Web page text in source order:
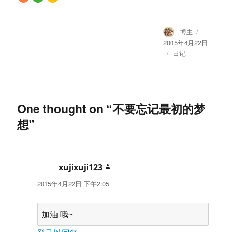
Author
博主
on
2015年4月22日
Categories
日记
One thought on “不要忘记最初的梦
想”
xujixuji123
2015年4月22日 下午2:05
加油 哦~